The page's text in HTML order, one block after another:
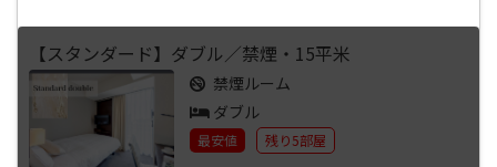
【スタンダード】ダブル／禁煙・15平米
禁煙ルーム
ダブル
最安値 残り5部屋